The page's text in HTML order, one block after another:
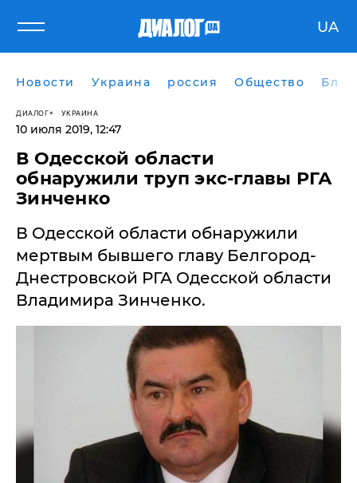
UA
Новости Украина россия Общество
ДИАЛОГ УКРАИНА
10 июля 2019, 12:47
В Одесской области
обнаружили труп экс-главы РГА
Зинченко
​В Одесской области обнаружили
мертвым бывшего главу Белгород-
Днестровской РГА Одесской области
Владимира Зинченко.